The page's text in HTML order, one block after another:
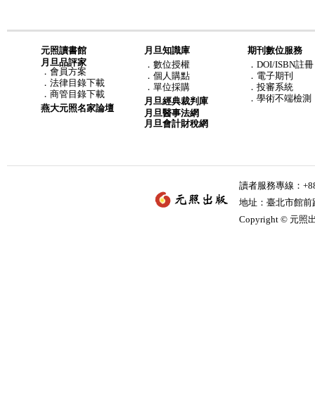
元照讀書館
月旦品評家
． 會員方案
． 法律目錄下載
． 商管目錄下載
燕大元照名家論壇
月旦知識庫
． 數位授權
． 個人購點
． 單位採購
月旦經典裁判庫
月旦醫事法網
月旦會計財稅網
期刊數位服務
．DOI/ISBN註冊
．電子期刊
．投審系統
．學術不端檢測
讀者服務專線：
地址：臺北市館
Copyright © 元照